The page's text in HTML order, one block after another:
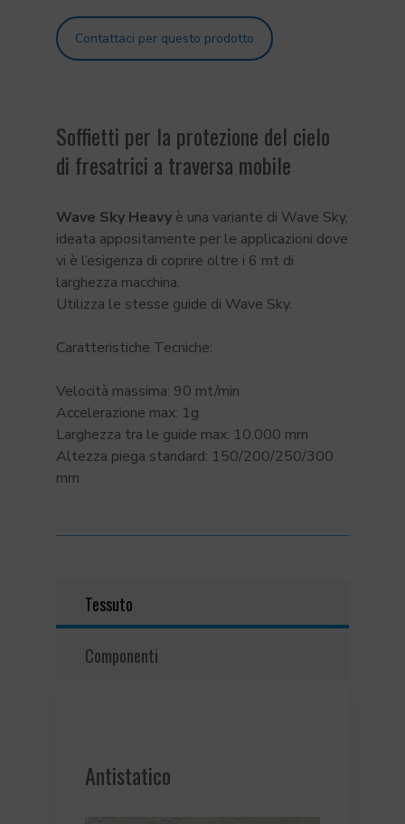
Contattaci per questo prodotto
Soffietti per la protezione del cielo
di fresatrici a traversa mobile
Wave Sky Heavy è una variante di Wave Sky,
ideata appositamente per le applicazioni dove
vi è l’esigenza di coprire oltre i 6 mt di
larghezza macchina.
Utilizza le stesse guide di Wave Sky.
Caratteristiche Tecniche:
Velocità massima: 90 mt/min
Accelerazione max: 1g
Larghezza tra le guide max: 10.000 mm
Altezza piega standard: 150/200/250/300
mm
Tessuto
Componenti
Antistatico